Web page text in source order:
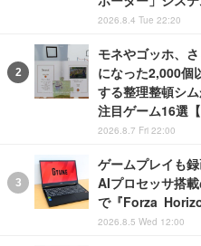
2026.8.4 Tue 22:20
モネやゴッホ、
になった2,000個
する整理整頓シ
注目ゲーム16選
2026.8.7 Fri 22:00
ゲームプレイも
AIプロセッサ搭
で『Forza
2026.8.5 Wed 12:00